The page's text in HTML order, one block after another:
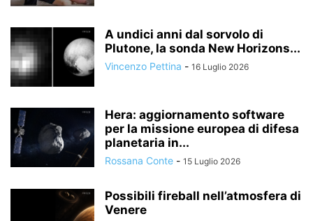
A undici anni dal sorvolo di
Plutone, la sonda New Horizons...
Vincenzo Pettina - 16 Luglio 2026
Hera: aggiornamento software
per la missione europea di difesa
planetaria in...
Rossana Conte - 15 Luglio 2026
Possibili fireball nell’atmosfera di
Venere